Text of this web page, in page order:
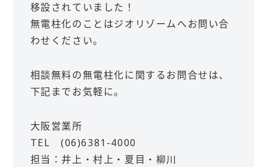
移設されていました！
無電柱化のことはジオリゾームへお問い合
わせください。
相談無料の無電柱化に関するお問合せは、
下記までお気軽に。
大阪営業所
TEL (06)6381-4000
担当：井上・村上・夏目・柳川